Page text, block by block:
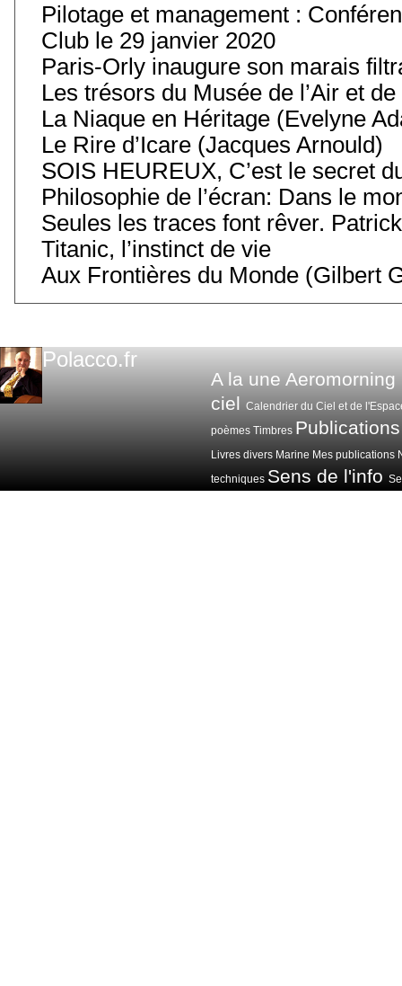
Pilotage et management :
Club le 29 janvier 2020
Paris-Orly inaugure son marais
Les trésors du Musée de l’Air et de
La Niaque en Héritage (Evelyne
Le Rire d’Icare (Jacques Arnould)
SOIS HEUREUX, C’est le secret
Philosophie de l’écran: Dans le
Seules les traces font rêver.
Titanic, l’instinct de vie
Aux Frontières du Monde (Gilbert
Polacco.fr
A la une Aeromorning
ciel Calendrier du Ciel et de
poèmes Timbres Publications
Livres divers Marine Mes publications
techniques Sens de l'info